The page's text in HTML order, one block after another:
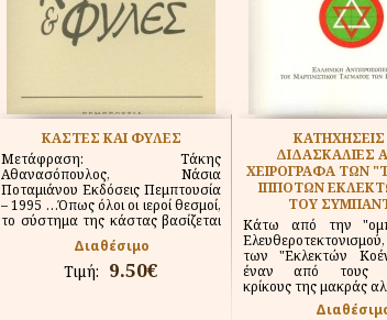
ΚΑΣΤΕΣ ΚΑΙ ΦΥΛΕΣ
Μετάφραση: Τάκης
Αθανασόπουλος, Νάσια
Ποταμιάνου Εκδόσεις Πεμπτουσία
– 1995 …Όπως όλοι οι ιεροί θεσμοί,
το σύστημα της κάστας βασίζεται
Διαθέσιμο
Τιμή: 9.50€
ΚΑΤΗΧΗΣΕΙΣ
ΔΙΔΑΣΚΑΛΙΕΣ
ΧΕΙΡΟΓΡΑΦΑ ΤΩΝ
ΙΠΠΟΤΩΝ
ΤΟΥ
Κάτω από την
των "Εκλεκτών
έναν από τους
κρίκους της μακράς